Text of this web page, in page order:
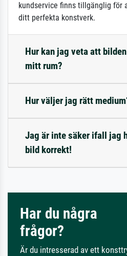
kundservice finns tillgänglig
ditt perfekta konstverk.
Hur kan jag veta att
mitt rum?
Hur väljer jag rätt
Jag är inte säker ifall jag
bild korrekt!
Har du några
frågor?
Är du intresserad av ett